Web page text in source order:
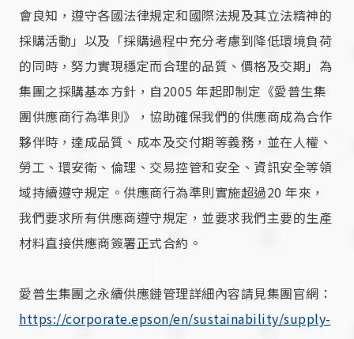
會良知，遵守各國法律規定和國際法規及其立法精神的
採購活動」以及「採購過程中充分考慮到降低環境負荷
的同時，努力實現穩定而合理的品質、價格及交期」為
集團之採購基本方針，自2005 年起即制定《愛普生集
團供應商行為準則》，協助確保我們的供應商成為合作
夥伴時，達成品質、成本及交付期等義務，並在人權、
勞工、環安衛、倫理、交易控管和安全、資訊安全等領
域持續遵守規定。供應商行為準則實施超過20 年來，
我們要求所有供應商遵守規定，並要求我們主要的生產
材料直接供應商簽署正式合約。
愛普生集團之永續供應鏈管理詳細內容請見集團官網：
https://corporate.epson/en/sustainability/supply-